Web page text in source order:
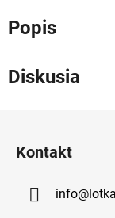
Popis
Diskusia
Kontakt
info@